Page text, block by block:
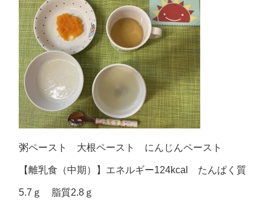
粥ペースト 大根ペースト にんじんペースト
【離乳食（中期）】エネルギー124kcal たんぱく質
5.7ｇ 脂質2.8ｇ